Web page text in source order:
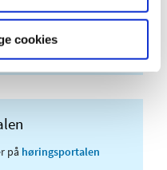
cookies
udstyr
på høringsportalen